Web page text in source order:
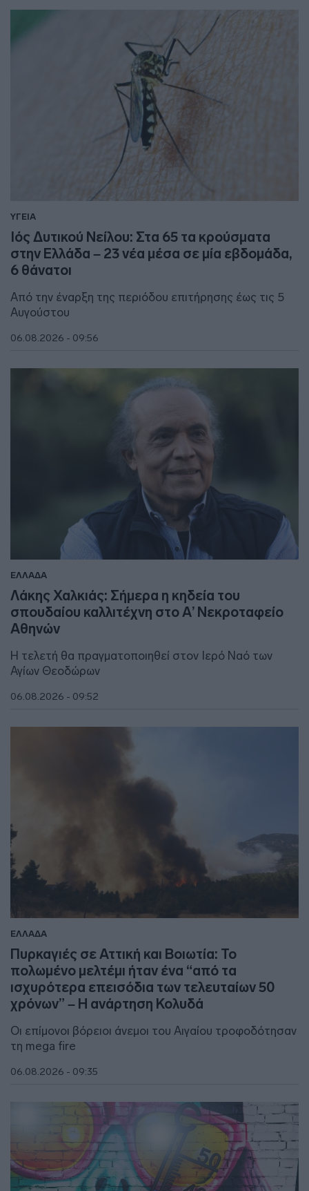
ΥΓΕΙΑ
Ιός Δυτικού Νείλου: Στα 65 τα κρούσματα
στην Ελλάδα – 23 νέα μέσα σε μία εβδομάδα,
6 θάνατοι
Από την έναρξη της περιόδου επιτήρησης έως τις 5
Αυγούστου
06.08.2026 - 09:56
ΕΛΛΑΔΑ
Λάκης Χαλκιάς: Σήμερα η κηδεία του
σπουδαίου καλλιτέχνη στο Α’ Νεκροταφείο
Αθηνών
Η τελετή θα πραγματοποιηθεί στον Ιερό Ναό των
Αγίων Θεοδώρων
06.08.2026 - 09:52
ΕΛΛΑΔΑ
Πυρκαγιές σε Αττική και Βοιωτία: Το
πολωμένο μελτέμι ήταν ένα “από τα
ισχυρότερα επεισόδια των τελευταίων 50
χρόνων” – Η ανάρτηση Κολυδά
Οι επίμονοι βόρειοι άνεμοι του Αιγαίου τροφοδότησαν
τη mega fire
06.08.2026 - 09:35